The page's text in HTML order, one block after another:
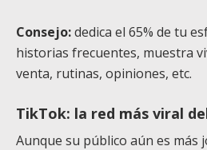
Consejo:dedica el 65% de tu
historias frecuentes, muestra
venta, rutinas, opiniones, etc.
TikTok: la red más viral
Aunque su público aún es más